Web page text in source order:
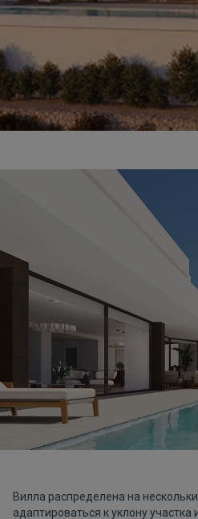
Вилла распределена на
адаптироваться к уклону